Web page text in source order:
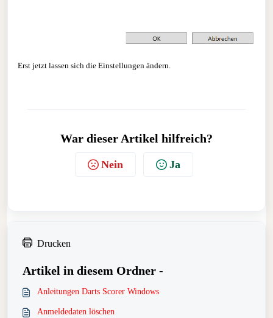
Erst jetzt lassen sich die Einstellungen ändern.
War dieser Artikel hilfreich?
Nein Ja
Drucken
Artikel in diesem Ordner -
Anleitungen Darts Scorer Windows
Anmeldedaten löschen